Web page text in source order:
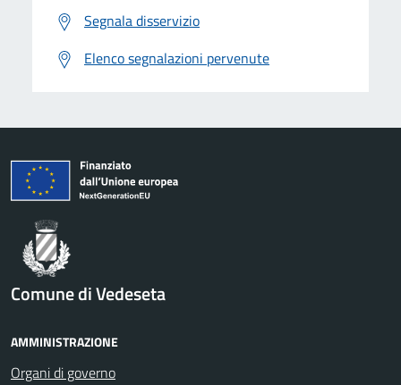
Segnala disservizio
Elenco segnalazioni pervenute
Comune di Vedeseta
AMMINISTRAZIONE
Organi di governo